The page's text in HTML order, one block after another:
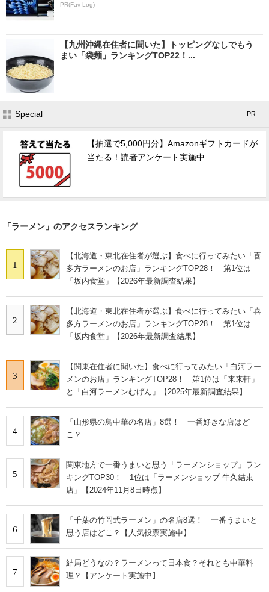
PR(Fav-Log)
【九州沖縄在住者に聞いた】トッピングなしでもう
まい「袋麺」ランキングTOP22！...
Special - PR -
【抽選で5,000円分】Amazonギフトカードが
当たる！読者アンケート実施中
「ラーメン」のアクセスランキング
1
【北海道・東北在住者が選ぶ】食べに行ってみたい「喜
多方ラーメンのお店」ランキングTOP28！ 第1位は
「坂内食堂」【2026年最新調査結果】
2
【北海道・東北在住者が選ぶ】食べに行ってみたい「喜
多方ラーメンのお店」ランキングTOP28！ 第1位は
「坂内食堂」【2026年最新調査結果】
3
【関東在住者に聞いた】食べに行ってみたい「白河ラー
メンのお店」ランキングTOP28！ 第1位は「来来軒」
と「白河ラーメンむげん」【2025年最新調査結果】
4
「山形県の鳥中華の名店」8選！ 一番好きな店はど
こ？
5
関東地方で一番うまいと思う「ラーメンショップ」ラン
キングTOP30！ 1位は「ラーメンショップ 牛久結束
店」【2024年11月8日時点】
6
「千葉の竹岡式ラーメン」の名店8選！ 一番うまいと
思う店はどこ？【人気投票実施中】
7
結局どうなの？ラーメンって日本食？それとも中華料
理？【アンケート実施中】